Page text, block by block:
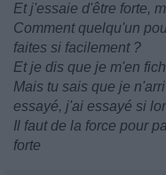
Et j'essaie d'être forte,
Comment quelqu'un
faites si facilement ?
Et je dis que je m'en
Mais tu sais que je
essayé, j'ai essayé si
Il faut de la force pour
forte